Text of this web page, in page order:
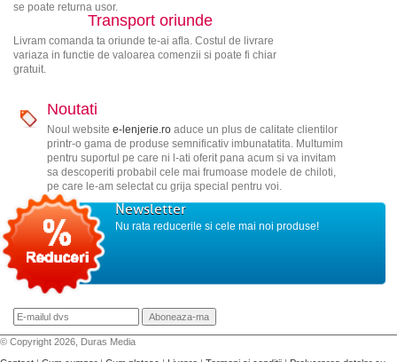
se poate returna usor.
Transport oriunde
Livram comanda ta oriunde te-ai afla. Costul de livrare
variaza in functie de valoarea comenzii si poate fi chiar
gratuit.
Noutati
Noul website e-lenjerie.roaduce un plus de calitate clientilor
printr-o gama de produse semnificativ imbunatatita. Multumim
pentru suportul pe care ni l-ati oferit pana acum si va invitam
sa descoperiti probabil cele mai frumoase modele de chiloti,
pe care le-am selectat cu grija special pentru voi.
Newsletter
Nu rata reducerile si cele mai noi produse!
© Copyright 2026, Duras Media